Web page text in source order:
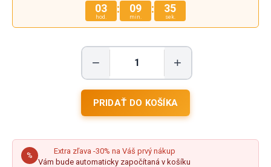
03
hod.
: 09
min.
: 34
sek.
− +
%
Extra zľava -30% na Váš prvý nákup
Vám bude automaticky započítaná v košíku